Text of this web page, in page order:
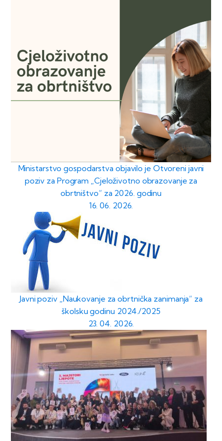
Ministarstvo gospodarstva objavilo je Otvoreni javni
poziv za Program „Cjeloživotno obrazovanje za
obrtništvo“ za 2026. godinu
16. 06. 2026.
Javni poziv „Naukovanje za obrtnička zanimanja“ za
školsku godinu 2024./2025
23. 04. 2026.